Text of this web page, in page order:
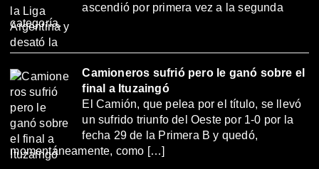
ascendió por primera vez a la segunda
categoría.
Camioneros sufrió pero le ganó sobre el
final a Ituzaingó
El Camión, que pelea por el título, se llevó
un sufrido triunfo del Oeste por 1-0 por la
fecha 29 de la Primera B y quedó,
momentáneamente, como […]